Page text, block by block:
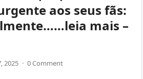
aos seus fãs:
mais –
2025 · 0 Comment